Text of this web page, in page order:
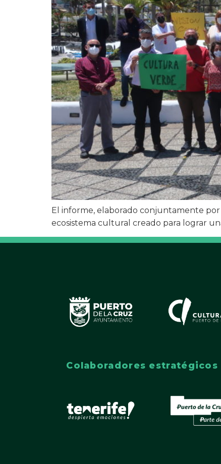
El informe, elaborado conjuntamente
ecosistema cultural creado para lograr
Colaboradores estratégicos